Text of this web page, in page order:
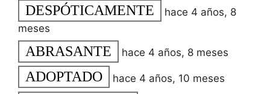
DESPÓTICAMENTE
hace 4 años, 8
meses
ABRASANTE hace 4 años, 8 meses
ADOPTADO hace 4 años, 10 meses